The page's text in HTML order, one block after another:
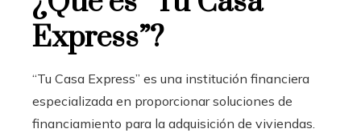
Express”?
“Tu Casa Express” es una institución financiera
especializada en proporcionar soluciones de
financiamiento para la adquisición de viviendas.